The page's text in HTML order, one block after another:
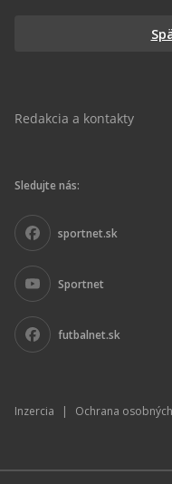
Redakcia a kontakty
Sledujte nás:
sportnet.sk
Sportnet
futbalnet.sk
Inzercia | Ochrana